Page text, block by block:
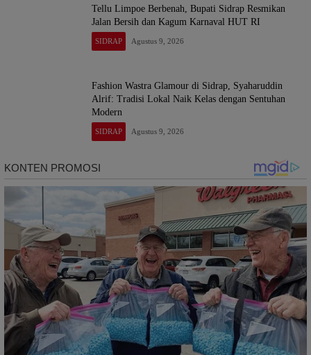
Tellu Limpoe Berbenah, Bupati Sidrap Resmikan
Jalan Bersih dan Kagum Karnaval HUT RI
SIDRAP Agustus 9, 2026
Fashion Wastra Glamour di Sidrap, Syaharuddin
Alrif: Tradisi Lokal Naik Kelas dengan Sentuhan
Modern
SIDRAP Agustus 9, 2026